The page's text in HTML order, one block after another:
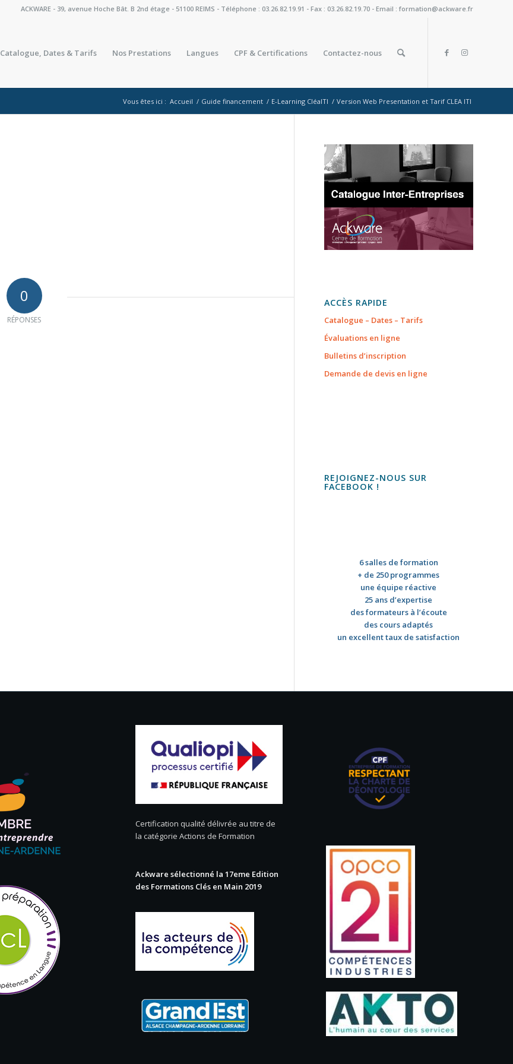
ACKWARE - 39, avenue Hoche Bât. B 2nd étage - 51100 REIMS - Téléphone : 03.26.82.19.91 - Fax : 03.26.82.19.70 - Email : formation@ackware.fr
Catalogue, Dates & Tarifs Nos Prestations Langues CPF & Certifications Contactez-nous
Vous êtes ici : Accueil / Guide financement / E-Learning CléaITI / Version Web Presentation et Tarif CLEA ITI
0
RÉPONSES
ACCÈS RAPIDE
Catalogue – Dates – Tarifs
Évaluations en ligne
Bulletins d’inscription
Demande de devis en ligne
REJOIGNEZ-NOUS SUR
FACEBOOK !
6 salles de formation
+ de 250 programmes
une équipe réactive
25 ans d’expertise
des formateurs à l’écoute
des cours adaptés
un excellent taux de satisfaction
Certification qualité délivrée au titre de
la catégorie Actions de Formation
Ackware sélectionné la 17eme Edition
des Formations Clés en Main 2019